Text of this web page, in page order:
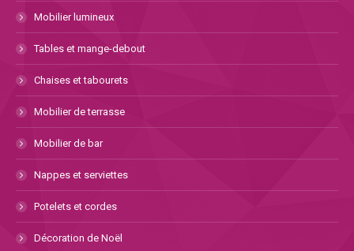
Mobilier lumineux
Tables et mange-debout
Chaises et tabourets
Mobilier de terrasse
Mobilier de bar
Nappes et serviettes
Potelets et cordes
Décoration de Noël